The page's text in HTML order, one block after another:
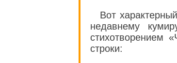
Вот
недавнему
стихотворением
строки: